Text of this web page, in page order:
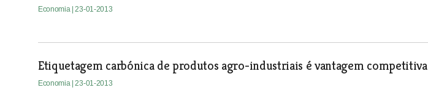
Economia | 23-01-2013
Etiquetagem carbónica de produtos agro-industriais é vantagem competitiva
Economia | 23-01-2013